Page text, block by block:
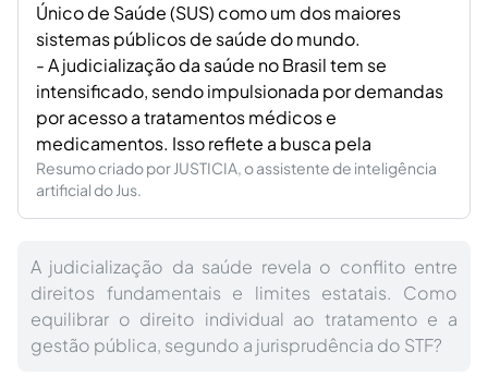
Único de Saúde (SUS) como um dos maiores
sistemas públicos de saúde do mundo.
- A judicialização da saúde no Brasil tem se
intensificado, sendo impulsionada por demandas
por acesso a tratamentos médicos e
medicamentos. Isso reflete a busca pela
Resumo criado por JUSTICIA, o assistente de inteligência
artificial do Jus.
A judicialização da saúde revela o conflito entre
direitos fundamentais e limites estatais. Como
equilibrar o direito individual ao tratamento e a
gestão pública, segundo a jurisprudência do STF?